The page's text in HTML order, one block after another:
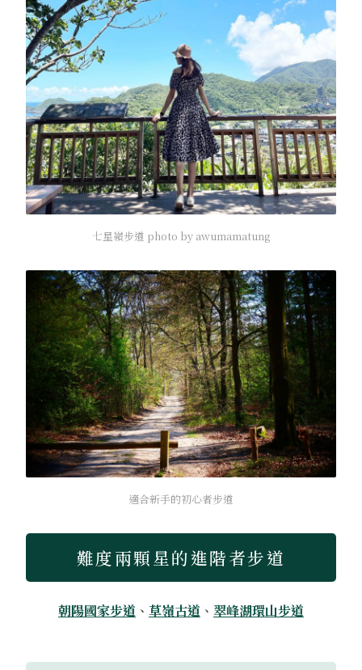
七星嶺步道 photo by awumamatung
適合新手的初心者步道
難度兩顆星的進階者步道
朝陽國家步道 、 草嶺古道 、 翠峰湖環山步道